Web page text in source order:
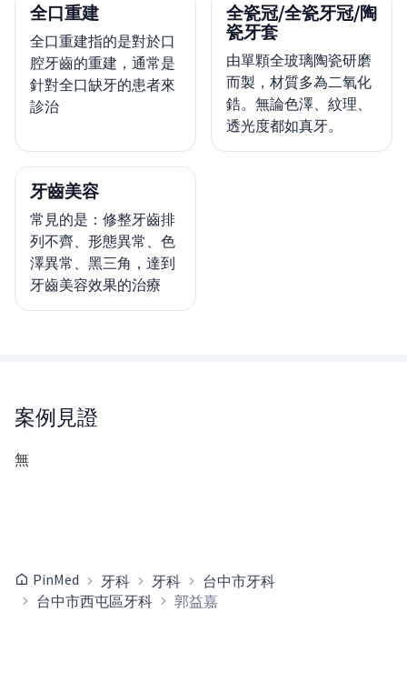
全口重建
全口重建指的是對於口
腔牙齒的重建，通常是
針對全口缺牙的患者來
診治
全瓷冠/全瓷牙冠/陶
瓷牙套
由單顆全玻璃陶瓷研磨
而製，材質多為二氧化
鋯。無論色澤、紋理、
透光度都如真牙。
牙齒美容
常見的是：修整牙齒排
列不齊、形態異常、色
澤異常、黑三角，達到
牙齒美容效果的治療
案例見證
無
PinMed 牙科 牙科
台中市牙科
台中市西屯區牙科
郭益嘉